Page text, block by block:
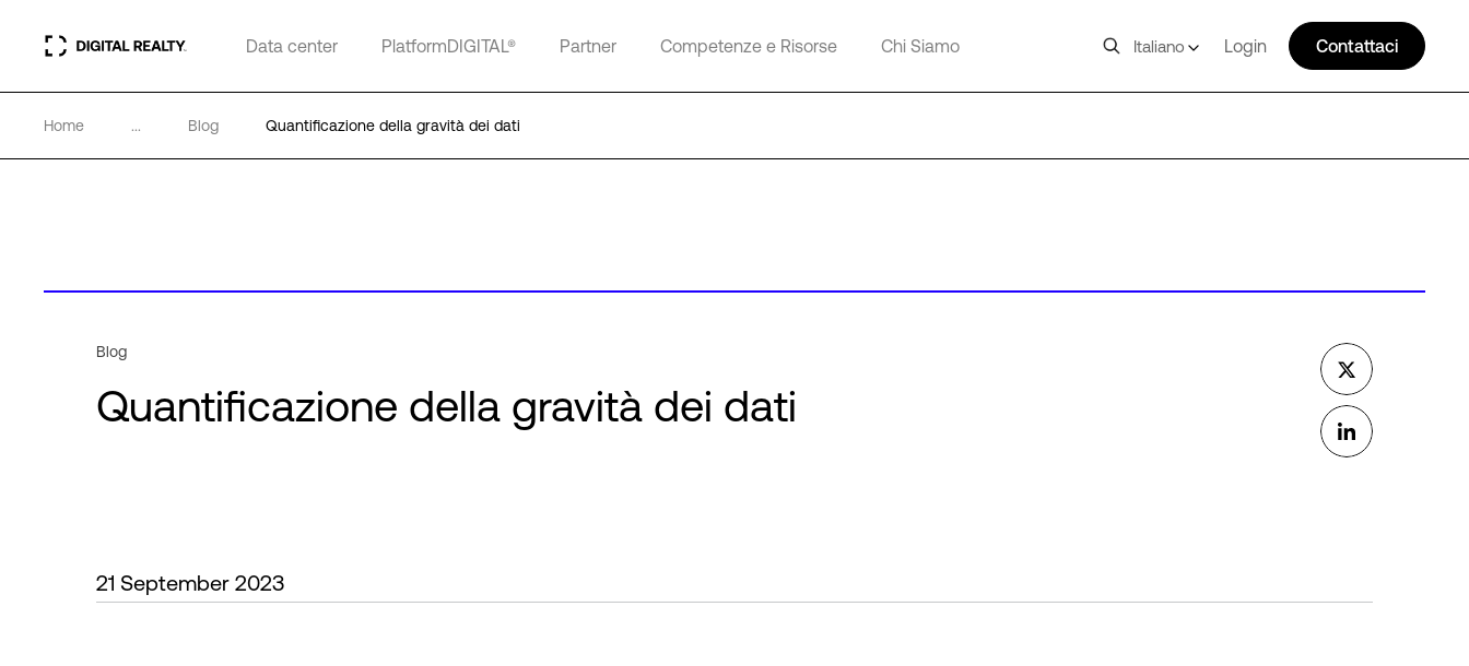
Data center PlatformDIGITAL® Partner Competenze e Risorse Chi Siamo Italiano Login Contattaci
Home ... Blog Quantificazione della gravità dei dati
Blog
Quantificazione della gravità dei dati
21 September 2023